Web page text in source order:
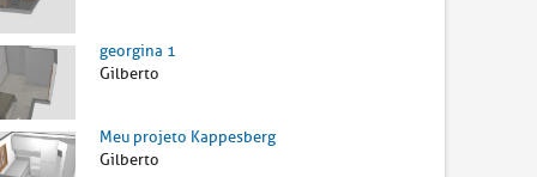
georgina 1
Gilberto
Meu projeto Kappesberg
Gilberto